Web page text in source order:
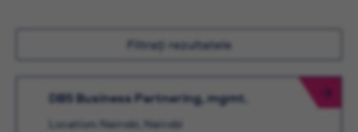
Filtrați rezultatele
DBS Business Partnering, mgmt.
Location: Nairobi, Nairobi